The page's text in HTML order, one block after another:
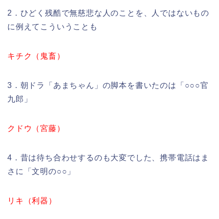
2．ひどく残酷で無慈悲な人のことを、人ではないもの
に例えてこういうことも
キチク（鬼畜）
3．朝ドラ「あまちゃん」の脚本を書いたのは「○○○官
九郎」
クドウ（宮藤）
4．昔は待ち合わせするのも大変でした、携帯電話はま
さに「文明の○○」
リキ（利器）